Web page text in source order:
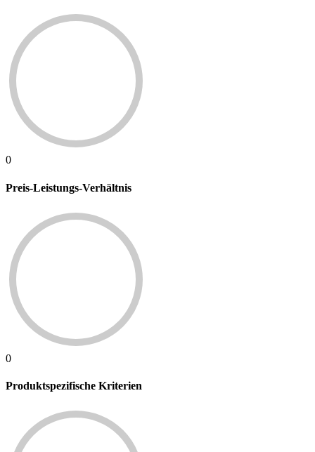
0
Preis-Leistungs-Verhältnis
0
Produktspezifische Kriterien